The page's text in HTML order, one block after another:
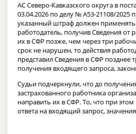
АС Северо-Кавказского округа в
03.04.2026 по делу № А53-21108/2025
указанный штраф должен
работодатель, получив Сведения от
их в СФР позже, чем через три
срок не нарушен, то действия
представил Сведения в СФР позднее
получения входящего запроса,
Судьи подчеркнули, что до
застрахованного работника
направить их в СФР. То, что при
ответа на входящий запрос,